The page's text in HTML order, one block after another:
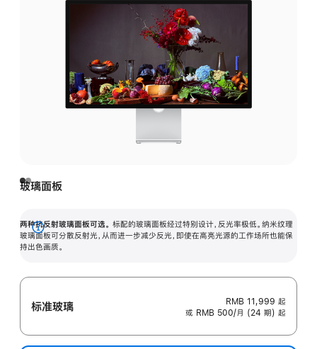
玻璃面板
两种抗反射玻璃面板可选。 标配的玻璃面板经过特别设计，反光率极低。纳米纹理
玻璃面板可分散反射光，从而进一步减少反光，即使在高亮光源的工作场所也能保
持出色画质。
展
开
标准玻璃 RMB 11,999 起
或 RMB 500/月 (24 期) 起